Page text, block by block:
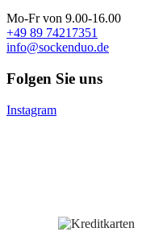
Mo-Fr von 9.00-16.00
+49 89 74217351
info@sockenduo.de
Folgen Sie uns
Instagram